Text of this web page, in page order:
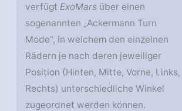
verfügt ExoMars über einen
sogenannten „Ackermann Turn
Mode“, in welchem den einzelnen
Rädern je nach deren jeweiliger
Position (Hinten, Mitte, Vorne, Links,
Rechts) unterschiedliche Winkel
zugeordnet werden können.